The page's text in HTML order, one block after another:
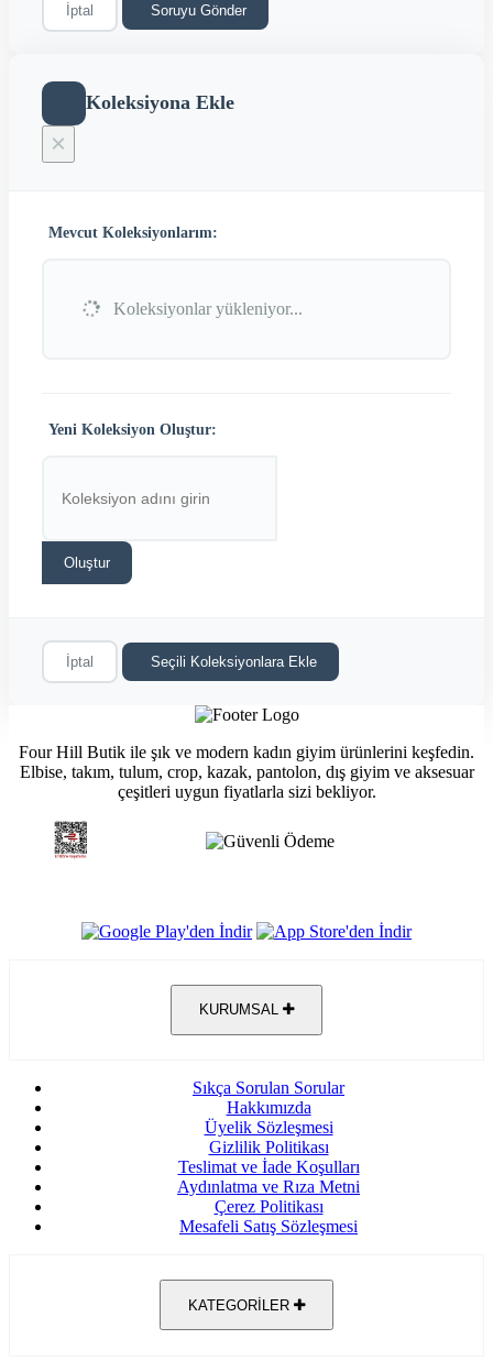
İptal Soruyu Gönder
Koleksiyona Ekle
×
Mevcut Koleksiyonlarım:
Koleksiyonlar yükleniyor...
Yeni Koleksiyon Oluştur:
Oluştur
İptal Seçili Koleksiyonlara Ekle
Four Hill Butik ile şık ve modern kadın giyim ürünlerini keşfedin.
Elbise, takım, tulum, crop, kazak, pantolon, dış giyim ve aksesuar
çeşitleri uygun fiyatlarla sizi bekliyor.
KURUMSAL
Sıkça Sorulan Sorular
Hakkımızda
Üyelik Sözleşmesi
Gizlilik Politikası
Teslimat ve İade Koşulları
Aydınlatma ve Rıza Metni
Çerez Politikası
Mesafeli Satış Sözleşmesi
KATEGORİLER